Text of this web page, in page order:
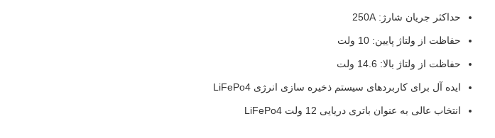
حداکثر جریان شارژ: 250A
حفاظت از ولتاژ پایین: 10 ولت
حفاظت از ولتاژ بالا: 14.6 ولت
ایده آل برای کاربردهای سیستم ذخیره سازی انرژی LiFePo4
انتخاب عالی به عنوان باتری دریایی 12 ولت LiFePo4